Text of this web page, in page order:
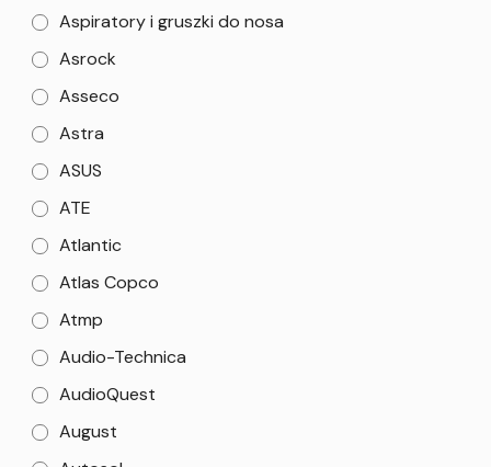
Aspiratory i gruszki do nosa
Asrock
Asseco
Astra
ASUS
ATE
Atlantic
Atlas Copco
Atmp
Audio-Technica
AudioQuest
August